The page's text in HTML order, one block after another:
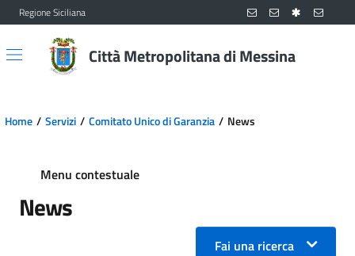
Vai al contenuto principale
Vai al menu principale
Regione Siciliana
Città Metropolitana di Messina
Home Servizi Comitato Unico di Garanzia News
Menu contestuale
News
Fai una ricerca